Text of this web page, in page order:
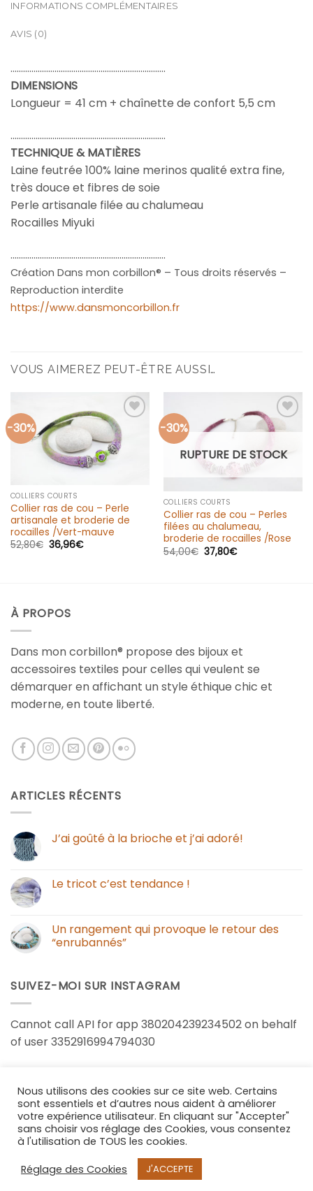
INFORMATIONS COMPLÉMENTAIRES
AVIS (0)
………………………………………………………………..
DIMENSIONS
Longueur = 41 cm + chaînette de confort 5,5 cm
………………………………………………………………..
TECHNIQUE & MATIÈRES
Laine feutrée 100% laine merinos qualité extra fine,
très douce et fibres de soie
Perle artisanale filée au chalumeau
Rocailles Miyuki
………………………………………………………………..
Création Dans mon corbillon® – Tous droits réservés –
Reproduction interdite
https://www.dansmoncorbillon.fr
VOUS AIMEREZ PEUT-ÊTRE AUSSI…
-30%
Ajouter
à la liste
d’envies
COLLIERS COURTS
Collier ras de cou – Perle
artisanale et broderie de
rocailles /Vert-mauve
52,80€ 36,96€
-30%
Ajouter
RUPTURE DE STOCK
COLLIERS COURTS
Collier ras de cou – Perles
filées au chalumeau,
broderie de rocailles /Rose
54,00€ 37,80€
À PROPOS
Dans mon corbillon® propose des bijoux et
accessoires textiles pour celles qui veulent se
démarquer en affichant un style éthique chic et
moderne, en toute liberté.
ARTICLES RÉCENTS
J’ai goûté à la brioche et j’ai adoré!
Le tricot c’est tendance !
Un rangement qui provoque le retour des
“enrubannés”
SUIVEZ-MOI SUR INSTAGRAM
Cannot call API for app 380204239234502 on behalf
of user 3352916994794030
CONTACT POLITIQUE DE CONFIDENTIALITÉ MENTIONS LÉGALES
Copyright 2026 ©Dans mon corbillon
Nous utilisons des cookies sur ce site web. Certains
sont essentiels et d’autres nous aident à améliorer
votre expérience utilisateur. En cliquant sur "Accepter"
sans choisir vos réglage des Cookies, vous consentez
à l'utilisation de TOUS les cookies.
Réglage des Cookies
J'ACCEPTE
Bijoux et accessoire textile - Fait main en France